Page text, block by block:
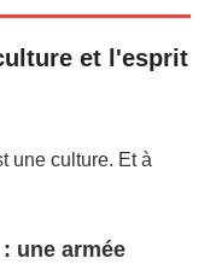
et l'esprit
une culture. Et à
une armée